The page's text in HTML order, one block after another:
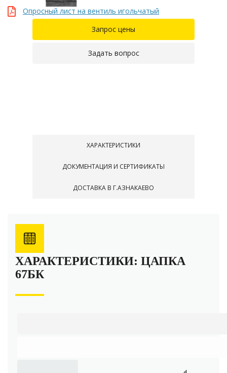
Опросный лист на вентиль игольчатый
Запрос цены
Задать вопрос
ХАРАКТЕРИСТИКИ
ДОКУМЕНТАЦИЯ И СЕРТИФИКАТЫ
ДОСТАВКА В Г.АЗНАКАЕВО
ХАРАКТЕРИСТИКИ: ЦАПКА
67БК